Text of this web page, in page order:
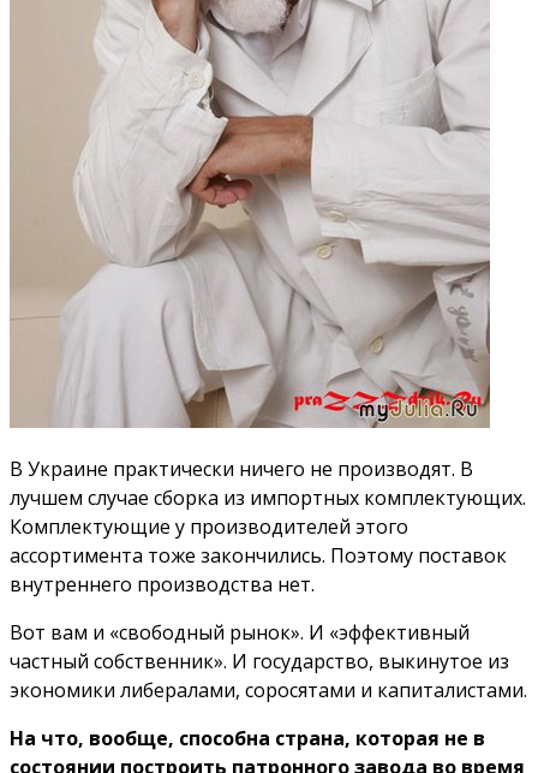
В Украине практически ничего не производят. В
лучшем случае сборка из импортных комплектующих.
Комплектующие у производителей этого
ассортимента тоже закончились. Поэтому поставок
внутреннего производства нет.
Вот вам и «свободный рынок». И «эффективный
частный собственник». И государство, выкинутое из
экономики либералами, соросятами и капиталистами.
На что, вообще, способна страна, которая не в
состоянии построить патронного завода во время